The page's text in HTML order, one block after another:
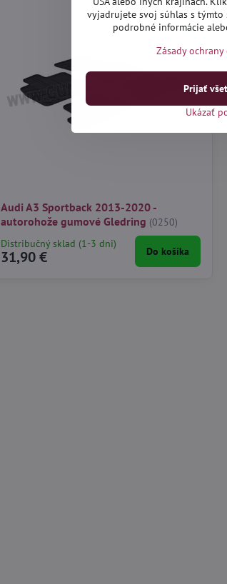
Audi A3 Sportback 2013-2020 -
autorohože gumové Gledring (0250)
Distribučný sklad (1-3 dni)
31,90 € Do košíka
vyjadrujete svoj súhlas s týmto
podrobné informácie
Zásady
Ukázať
Prijať